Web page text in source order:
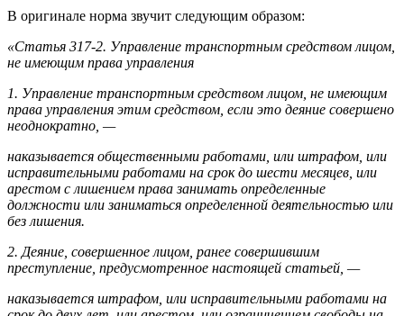
В оригинале норма звучит следующим образом:
«Статья 317-2. Управление транспортным средством лицом,
не имеющим права управления
1. Управление транспортным средством лицом, не имеющим
права управления этим средством, если это деяние совершено
неоднократно, —
наказывается общественными работами, или штрафом, или
исправительными работами на срок до шести месяцев, или
арестом с лишением права занимать определенные
должности или заниматься определенной деятельностью или
без лишения.
2. Деяние, совершенное лицом, ранее совершившим
преступление, предусмотренное настоящей статьей, —
наказывается штрафом, или исправительными работами на